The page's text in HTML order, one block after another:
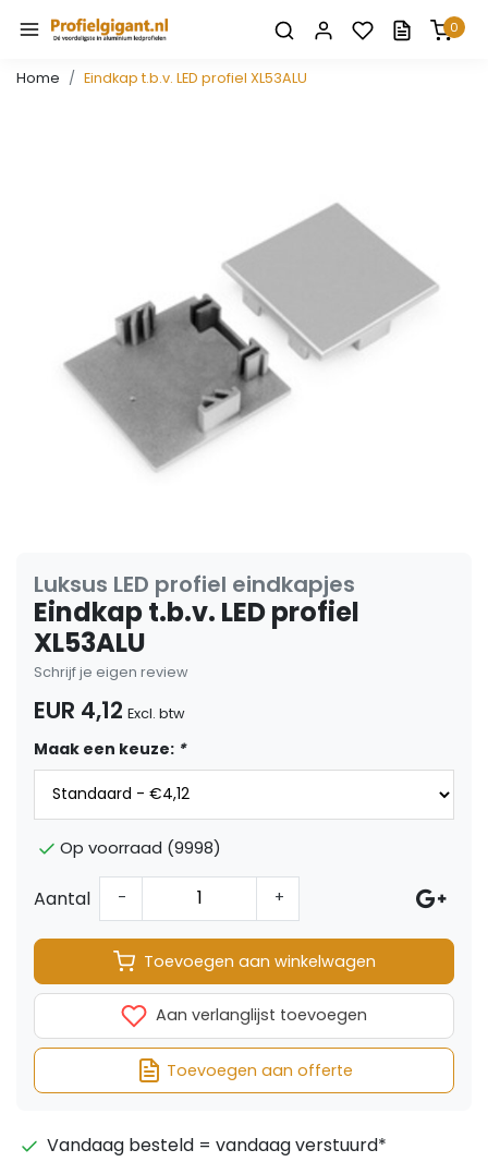
0
Home Eindkap t.b.v. LED profiel XL53ALU
Luksus LED profiel eindkapjes
Eindkap t.b.v. LED profiel
XL53ALU
Schrijf je eigen review
EUR 4,12 Excl. btw
Maak een keuze: *
Op voorraad (9998)
Aantal - +
Toevoegen aan winkelwagen
Aan verlanglijst toevoegen
Toevoegen aan offerte
Vandaag besteld = vandaag verstuurd*